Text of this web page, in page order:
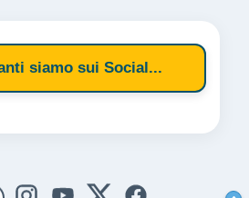
siamo sui Social...